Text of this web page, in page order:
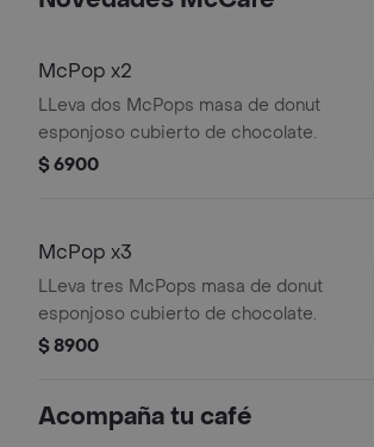
McPop x2
LLeva dos McPops masa de donut
esponjoso cubierto de chocolate.
$ 6900
McPop x3
LLeva tres McPops masa de donut
esponjoso cubierto de chocolate.
$ 8900
Acompaña tu café